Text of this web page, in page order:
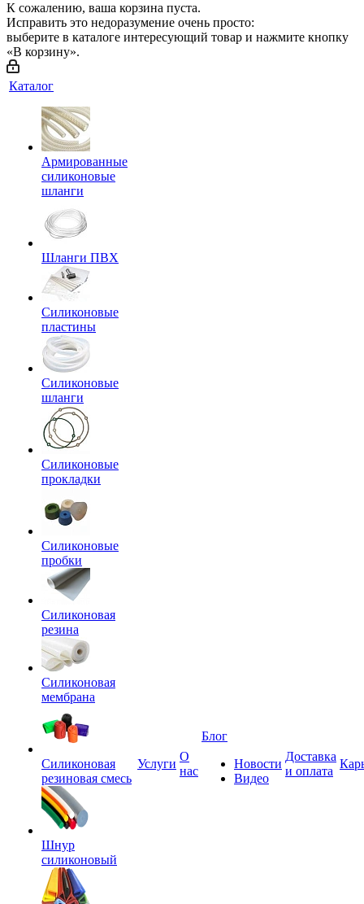
К сожалению, ваша корзина пуста.
Исправить это недоразумение очень просто:
выберите в каталоге интересующий товар и нажмите кнопку
«В корзину».
Каталог
Армированные
силиконовые
шланги
Шланги ПВХ
Силиконовые
пластины
Силиконовые
шланги
Силиконовые
прокладки
Силиконовые
пробки
Силиконовая
резина
Силиконовая
мембрана
Силиконовая
резиновая смесь
Шнур
силиконовый
Услуги
О
нас
Блог
Новости
Видео
Доставка
и оплата